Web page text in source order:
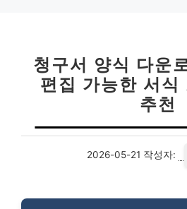
청구서 양식 다운
편집 가능한 서식
추천
2026-05-21 작성자: